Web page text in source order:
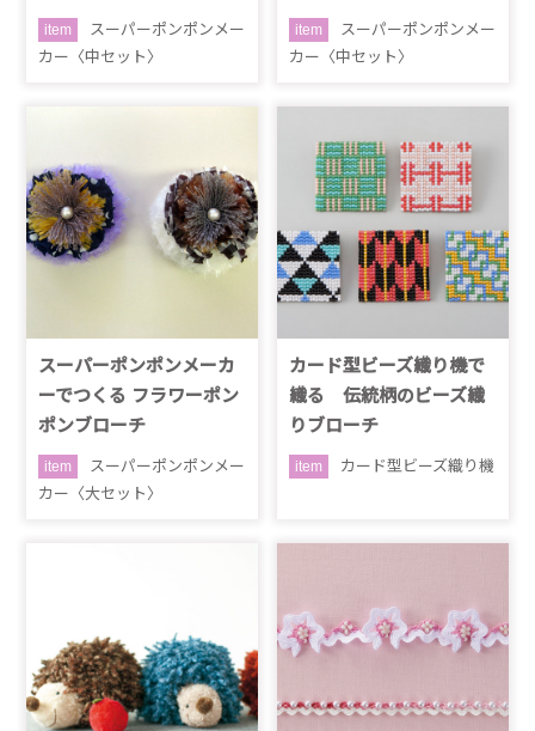
item
スーパーポンポンメー
カー〈中セット〉
item
スーパーポンポンメー
カー〈中セット〉
スーパーポンポンメーカ
ーでつくる フラワーポン
ポンブローチ
item
スーパーポンポンメー
カー〈大セット〉
カード型ビーズ織り機で
織る 伝統柄のビーズ織
りブローチ
item カード型ビーズ織り機